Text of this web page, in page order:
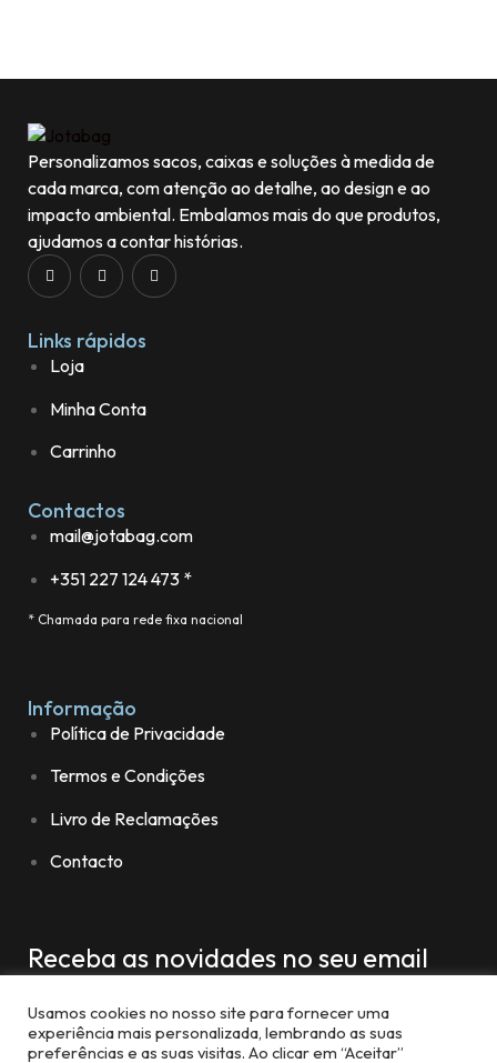
Personalizamos sacos, caixas e soluções à medida de
cada marca, com atenção ao detalhe, ao design e ao
impacto ambiental. Embalamos mais do que produtos,
ajudamos a contar histórias.
Links rápidos
Loja
Minha Conta
Carrinho
Contactos
mail@jotabag.com
+351 227 124 473 *
* Chamada para rede fixa nacional
Informação
Política de Privacidade
Termos e Condições
Livro de Reclamações
Contacto
Receba as novidades no seu email
Usamos cookies no nosso site para fornecer uma
experiência mais personalizada, lembrando as suas
preferências e as suas visitas. Ao clicar em “Aceitar”